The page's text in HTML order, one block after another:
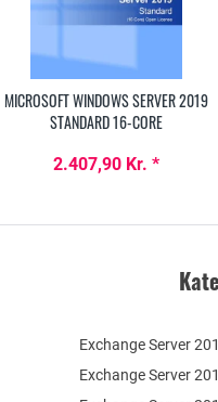
MICROSOFT WINDOWS SERVER 2019
STANDARD 16-CORE
2.407,90 Kr. *
Exchange Server
Exchange Server